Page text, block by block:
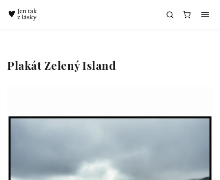
Plakát Zelený Island